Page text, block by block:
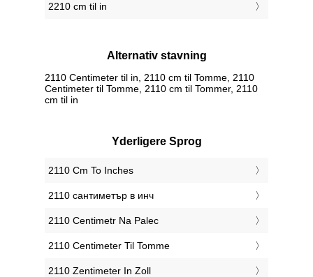
2210 cm til in
Alternativ stavning
2110 Centimeter til in, 2110 cm til Tomme, 2110
Centimeter til Tomme, 2110 cm til Tommer, 2110
cm til in
Yderligere Sprog
‎2110 Cm To Inches
‎2110 сантиметър в инч
‎2110 Centimetr Na Palec
‎2110 Centimeter Til Tomme
‎2110 Zentimeter In Zoll